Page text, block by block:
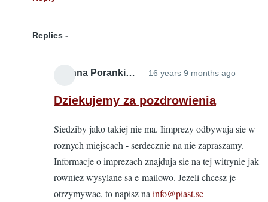
Replies
Joanna Poranki… 16 years 9 months ago
by
Dziekujemy za pozdrowienia
Siedziby jako takiej nie ma. Iimprezy odbywaja sie w
roznych miejscach - serdecznie na nie zapraszamy.
Informacje o imprezach znajduja sie na tej witrynie jak
rowniez wysylane sa e-mailowo. Jezeli chcesz je
otrzymywac, to napisz na info@piast.se